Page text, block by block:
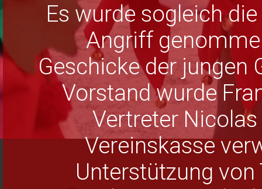
Es wurde sogleich
Angriff
Geschicke der jungen
Vorstand wurde
Vertreter
Vereinskasse
Unterstützung